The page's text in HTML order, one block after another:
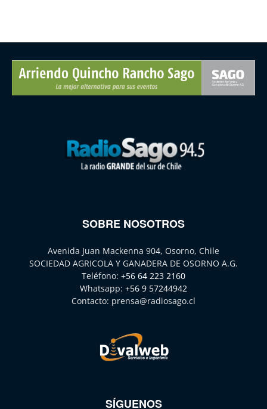
SOBRE NOSOTROS
Avenida Juan Mackenna 904, Osorno, Chile
SOCIEDAD AGRICOLA Y GANADERA DE OSORNO A.G.
Teléfono: +56 64 223 2160
Whatsapp: +56 9 57244942
Contacto: prensa@radiosago.cl
SÍGUENOS